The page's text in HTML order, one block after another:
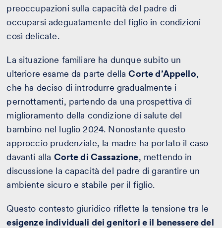
preoccupazioni sulla capacità del padre di
occuparsi adeguatamente del figlio in condizioni
così delicate.
La situazione familiare ha dunque subito un
ulteriore esame da parte dellaCorte d’Appello,
che ha deciso di introdurre gradualmente i
pernottamenti, partendo da una prospettiva di
miglioramento della condizione di salute del
bambino nel luglio 2024. Nonostante questo
approccio prudenziale, la madre ha portato il caso
davanti alla Corte di Cassazione, mettendo in
discussione la capacità del padre di garantire un
ambiente sicuro e stabile per il figlio.
Questo contesto giuridico riflette la tensione tra le
esigenze individuali dei genitori e il benessere del